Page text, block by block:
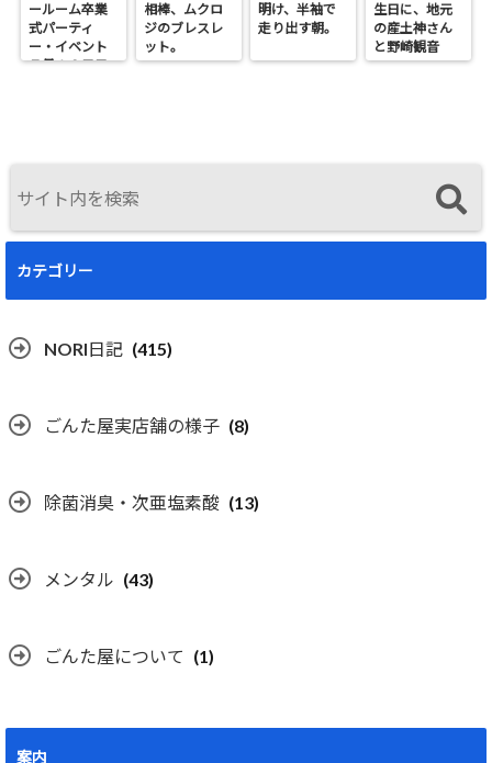
ールーム卒業
式パーティ
ー・イベント
７月１９日日
相棒、ムクロ
ジのブレスレ
ット。
明け、半袖で
走り出す朝。
生日に、地元
の産土神さん
と野崎観音
へ。
カテゴリー
NORI日記 (415)
ごんた屋実店舗の様子 (8)
除菌消臭・次亜塩素酸 (13)
メンタル (43)
ごんた屋について (1)
案内